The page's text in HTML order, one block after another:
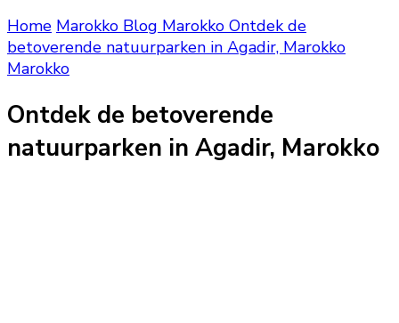
Home Marokko Blog Marokko Ontdek de
betoverende natuurparken in Agadir, Marokko
Marokko
Ontdek de betoverende
natuurparken in Agadir, Marokko